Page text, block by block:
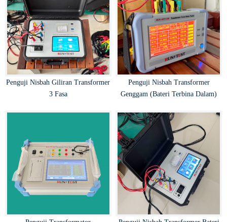
Penguji Nisbah Giliran Transformer
3 Fasa
Penguji Nisbah Transformer
Genggam (Bateri Terbina Dalam)